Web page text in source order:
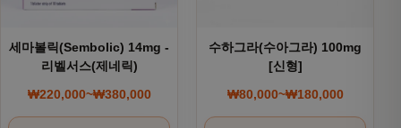
세마볼릭(Sembolic) 14mg -
리벨서스(제네릭)
₩220,000~₩380,000
가격 범위: ₩220,000~₩380,000
수하그라(수아그라) 100mg
[신형]
₩80,000~₩180,000
가격 범위: